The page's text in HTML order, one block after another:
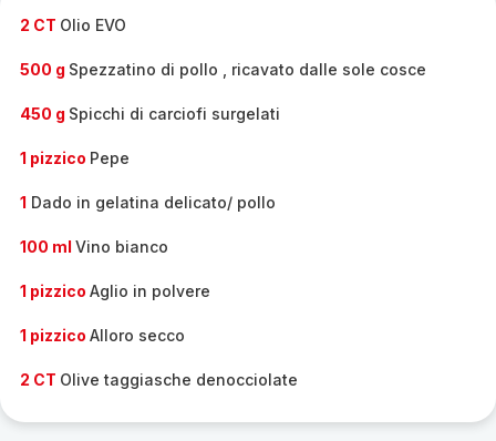
2 CT Olio EVO
500 g Spezzatino di pollo , ricavato dalle sole cosce
450 g Spicchi di carciofi surgelati
1 pizzico Pepe
1 Dado in gelatina delicato/ pollo
100 ml Vino bianco
1 pizzico Aglio in polvere
1 pizzico Alloro secco
2 CT Olive taggiasche denocciolate